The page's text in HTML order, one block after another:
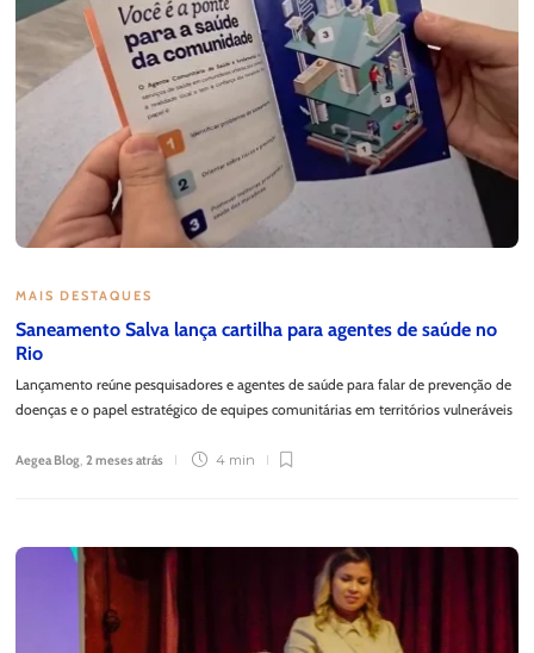
MAIS DESTAQUES
Saneamento Salva lança cartilha para agentes de saúde no
Rio
Lançamento reúne pesquisadores e agentes de saúde para falar de prevenção de
doenças e o papel estratégico de equipes comunitárias em territórios vulneráveis
Aegea Blog,2 meses atrás 4 min